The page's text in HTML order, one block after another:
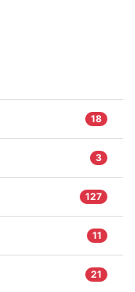
18
3
127
11
21